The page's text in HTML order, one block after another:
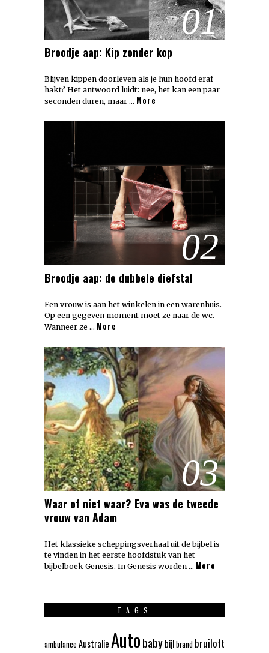
01
Broodje aap: Kip zonder kop
Blijven kippen doorleven als je hun hoofd eraf
hakt? Het antwoord luidt: nee, het kan een paar
seconden duren, maar … More
02
Broodje aap: de dubbele diefstal
Een vrouw is aan het winkelen in een warenhuis.
Op een gegeven moment moet ze naar de wc.
Wanneer ze … More
03
Waar of niet waar? Eva was de tweede
vrouw van Adam
Het klassieke scheppingsverhaal uit de bijbel is
te vinden in het eerste hoofdstuk van het
bijbelboek Genesis. In Genesis worden … More
TAGS
ambulance AustralieAutobabybijlbrand bruiloft